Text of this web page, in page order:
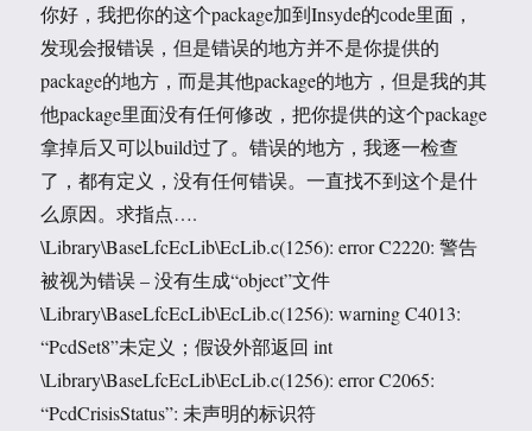
你好，我把你的这个package加到Insyde的code里面，
发现会报错误，但是错误的地方并不是你提供的
package的地方，而是其他package的地方，但是我的其
他package里面没有任何修改，把你提供的这个package
拿掉后又可以build过了。错误的地方，我逐一检查
了，都有定义，没有任何错误。一直找不到这个是什
么原因。求指点….
\Library\BaseLfcEcLib\EcLib.c(1256): error C2220: 警告
被视为错误 – 没有生成“object”文件
\Library\BaseLfcEcLib\EcLib.c(1256): warning C4013:
“PcdSet8”未定义；假设外部返回 int
\Library\BaseLfcEcLib\EcLib.c(1256): error C2065:
“PcdCrisisStatus”: 未声明的标识符